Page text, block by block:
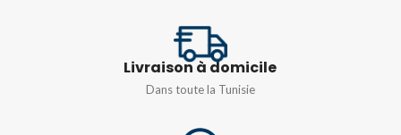
PUISSANCE
Livraison à domicile
Dans toute la Tunisie